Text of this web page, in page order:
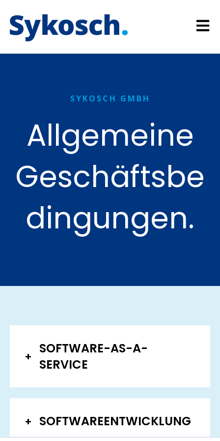
Open
SYKOSCH GMBH
Allgemeine
Geschäftsbe
dingungen.
SOFTWARE-AS-A-
SERVICE
SOFTWAREENTWICKLUNG